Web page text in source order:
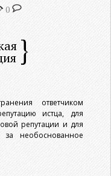
0
ответчиком
истца, для
репутации и для
необоснованное